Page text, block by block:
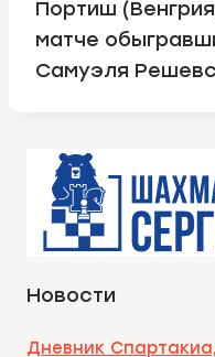
Портиш
матче
Самуэля
Новости
Дневник